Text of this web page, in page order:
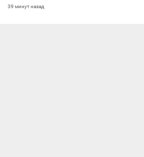
39 минут назад